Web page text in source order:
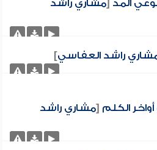
المد [مشاري راشد
راشد العفاسي]
الكلم [مشاري راشد